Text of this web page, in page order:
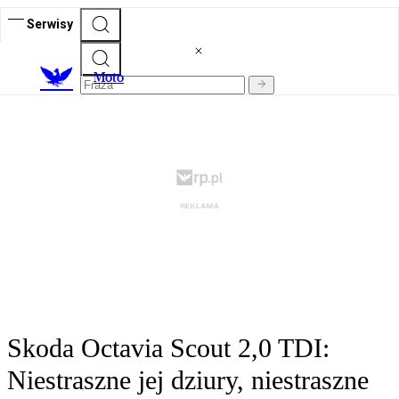
Serwisy
Moto
Skoda Octavia Scout 2,0 TDI:
Niestraszne jej dziury, niestraszne